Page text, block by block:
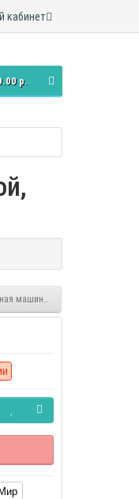
кабинет
р.
белый, 4кг
машина Indesit IWSC 6105,